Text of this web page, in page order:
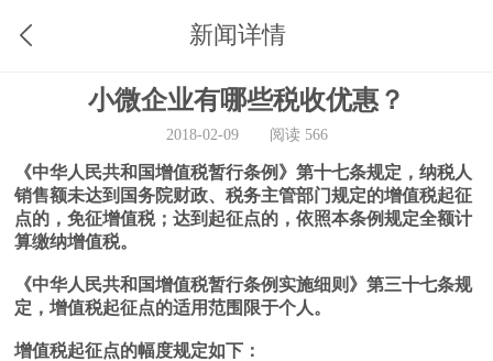
新闻详情
小微企业有哪些税收优惠？
2018-02-09 阅读 566
《中华人民共和国增值税暂行条例》第十七条规定，纳税人
销售额未达到国务院财政、税务主管部门规定的增值税起征
点的，免征增值税；达到起征点的，依照本条例规定全额计
算缴纳增值税。
《中华人民共和国增值税暂行条例实施细则》第三十七条规
定，增值税起征点的适用范围限于个人。
增值税起征点的幅度规定如下：